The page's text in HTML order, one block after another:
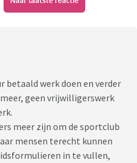
betaald werk doen en verder
geen vrijwilligerswerk
meer zijn om de sportclub
mensen terecht kunnen
in te vullen,